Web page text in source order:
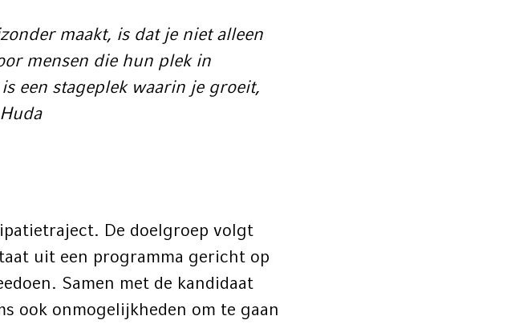
maakt, is dat je niet alleen
mensen die hun plek in
een stageplek waarin je groeit,
De doelgroep volgt
uit een programma gericht op
Samen met de kandidaat
ook onmogelijkheden om te gaan